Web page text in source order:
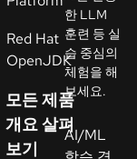
Red Hat
OpenJDK
모든 제품
개요 살펴
보기
한 LLM
훈련 등 실
습 중심의
체험을 해
보세요.
AI/ML